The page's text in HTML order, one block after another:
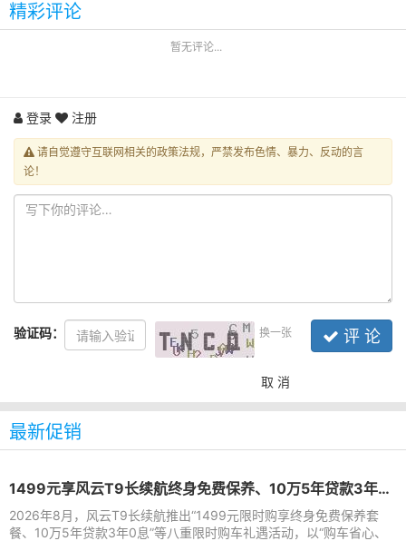
精彩评论
暂无评论...
登录 注册
请自觉遵守互联网相关的政策法规，严禁发布色情、暴力、反动的言
论！
验证码： 换一张 评 论
取 消
最新促销
1499元享风云T9长续航终身免费保养、10万5年贷款3年0息 多维礼遇加码
2026年8月，风云T9长续航推出“1499元限时购享终身免费保养套
餐、10万5年贷款3年0息”等八重限时购车礼遇活动，以“购车省心、